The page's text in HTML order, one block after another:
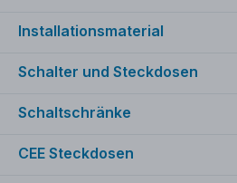
Installationsmaterial
Schalter und Steckdosen
Schaltschränke
CEE Steckdosen